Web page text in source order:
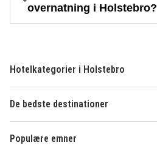
overnatning i Holstebro?
Hotelkategorier i Holstebro
De bedste destinationer
Populære emner